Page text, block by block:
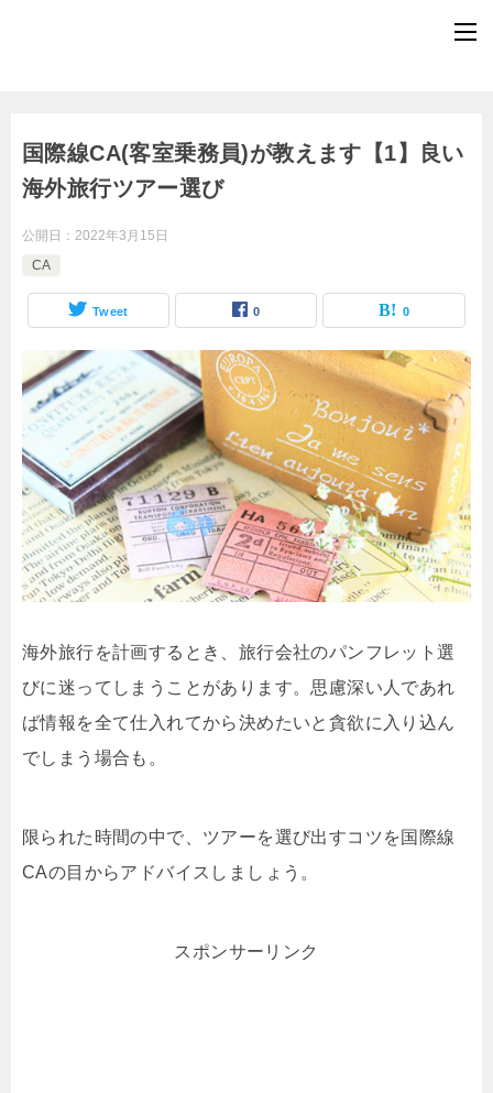
国際線CA(客室乗務員)が教えます【1】良い
海外旅行ツアー選び
公開日： 2022年3月15日
CA
Tweet 0 0
海外旅行を計画するとき、旅行会社のパンフレット選
びに迷ってしまうことがあります。思慮深い人であれ
ば情報を全て仕入れてから決めたいと貪欲に入り込ん
でしまう場合も。
限られた時間の中で、ツアーを選び出すコツを国際線
CAの目からアドバイスしましょう。
スポンサーリンク